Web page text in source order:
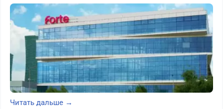
Читать дальше →